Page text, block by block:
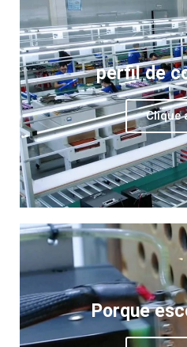
perfil de
Clique
Porque